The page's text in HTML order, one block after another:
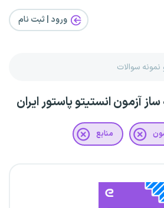
ورود | ثبت‌ نام
آزمون انستیتو پاستور ایران
منابع